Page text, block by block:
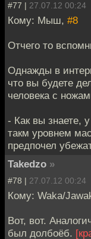
#77 | 27.07.12 00:24
Кому: Мыш, #8
Отчего то
Однажды в
что вы будете
человека с
- Как вы знаете,
такм уровнем
предпочел
Takedzo »
#78 | 27.07.12 00:24
Кому: Waka/
Вот, вот.
был долбоёб.